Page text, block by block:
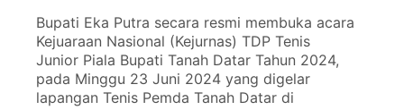
Bupati Eka Putra secara resmi membuka acara
Kejuaraan Nasional (Kejurnas) TDP Tenis
Junior Piala Bupati Tanah Datar Tahun 2024,
pada Minggu 23 Juni 2024 yang digelar
lapangan Tenis Pemda Tanah Datar di